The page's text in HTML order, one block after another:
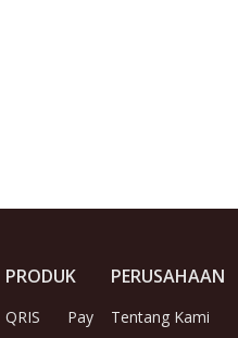
PRODUK
QRIS
Pay
PERUSAHAAN
Tentang Kami